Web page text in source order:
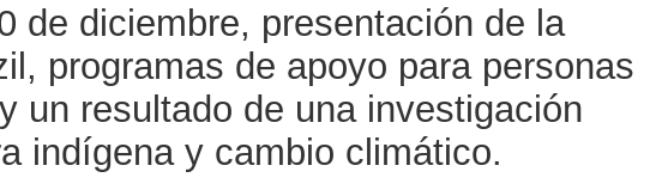
de diciembre, presentación de la
programas de apoyo para personas
un resultado de una investigación
indígena y cambio climático.